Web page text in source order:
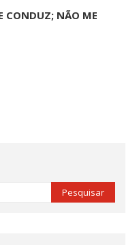
CONDUZ; NÃO ME